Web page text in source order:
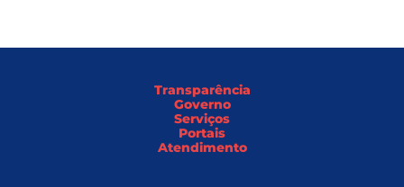
Transparência
Governo
Serviços
Portais
Atendimento